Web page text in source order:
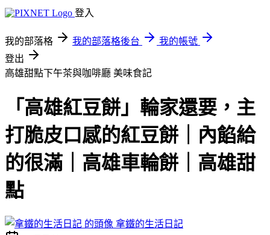
登入
我的部落格 我的部落格後台
我的帳號
登出
高雄甜點下午茶與咖啡廳 美味食記
「高雄紅豆餅」輪家還要，主
打脆皮口感的紅豆餅｜內餡給
的很滿｜高雄車輪餅｜高雄甜
點
拿鐵的生活日記